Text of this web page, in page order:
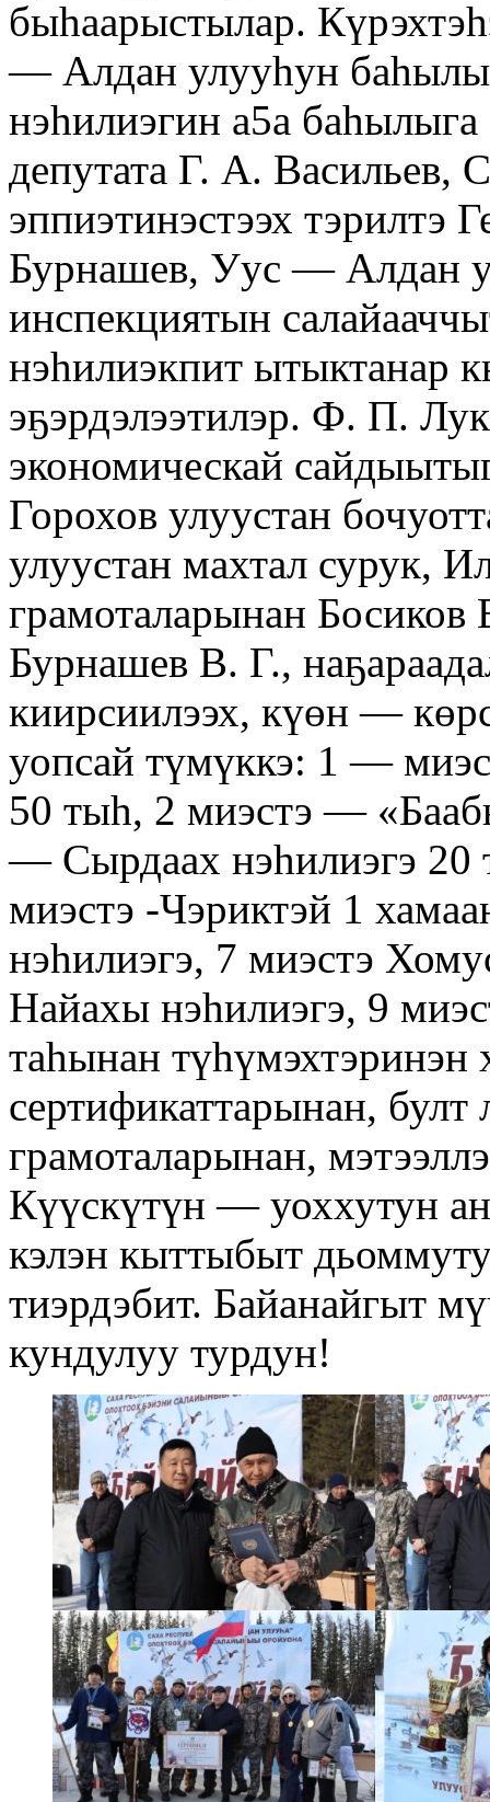
быһаарыстылар.
— Алдан улууһун
нэһилиэгин а5а
депутата Г. А. Васильев,
эппиэтинэстээх тэрилтэ
Бурнашев, Уус — Алдан
инспекциятын
нэһилиэкпит ытыктанар
эҕэрдэлээтилэр. Ф. П.
экономическай
Горохов улуустан
улуустан махтал сурук,
грамоталарынан
Бурнашев В. Г.,
киирсиилээх, күөн —
уопсай түмүккэ: 1 —
50 тыһ, 2 миэстэ —
— Сырдаах нэһилиэгэ
миэстэ -Чэриктэй 1
нэһилиэгэ, 7 миэстэ
Найахы нэһилиэгэ, 9
таһынан түһүмэхтэринэн
сертификаттарынан,
грамоталарынан,
Күүскүтүн — уоххутун
кэлэн кыттыбыт
тиэрдэбит. Байанайгыт
кундулуу турдун!